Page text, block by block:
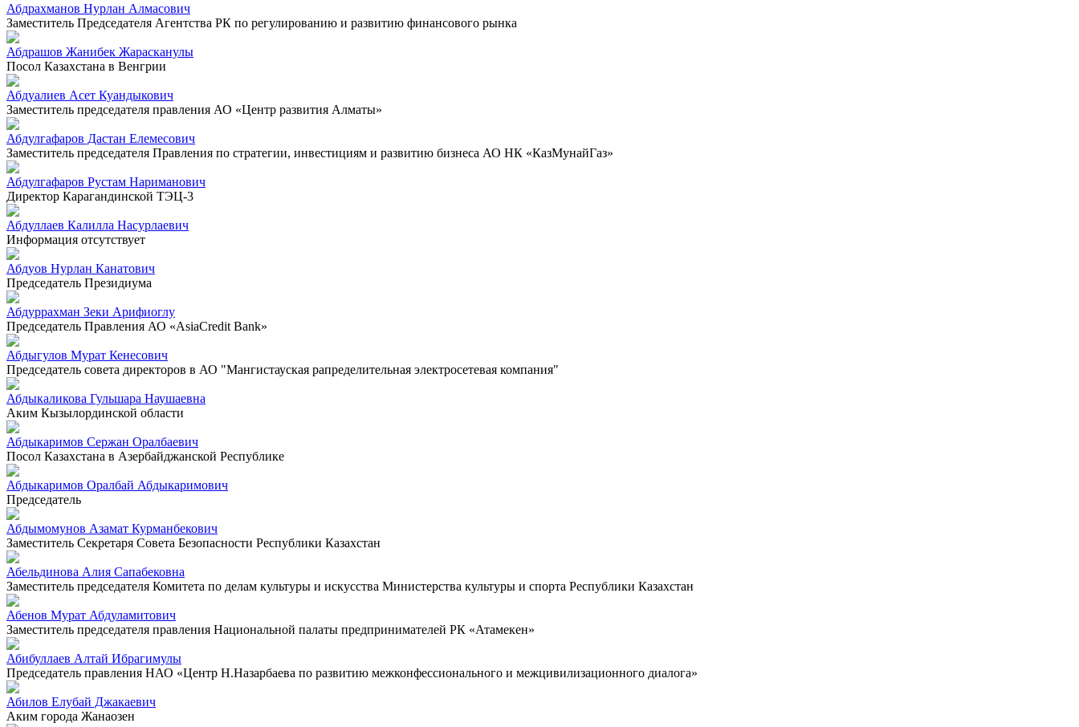
Абдрахманов Нурлан Алмасович
Заместитель Председателя Агентства РК по регулированию и развитию финансового рынка
Абдрашов Жанибек Жарасканулы
Посол Казахстана в Венгрии
Абдуалиев Асет Куандыкович
Заместитель председателя правления АО «Центр развития Алматы»
Абдулгафаров Дастан Елемесович
Заместитель председателя Правления по стратегии, инвестициям и развитию бизнеса АО НК «КазМунайГаз»
Абдулгафаров Рустам Нариманович
Директор Карагандинской ТЭЦ-3
Абдуллаев Калилла Насурлаевич
Информация отсутствует
Абдуов Нурлан Канатович
Председатель Президиума
Абдуррахман Зеки Арифиоглу
Председатель Правления АО «AsiaCredit Bank»
Абдыгулов Мурат Кенесович
Председатель совета директоров в АО "Мангистауская рапределительная электросетевая компания"
Абдыкаликова Гульшара Наушаевна
Аким Кызылординской области
Абдыкаримов Сержан Оралбаевич
Посол Казахстана в Азербайджанской Республике
Абдыкаримов Оралбай Абдыкаримович
Председатель
Абдымомунов Азамат Курманбекович
Заместитель Секретаря Совета Безопасности Республики Казахстан
Абельдинова Алия Сапабековна
Заместитель председателя Комитета по делам культуры и искусства Министерства культуры и спорта Республики Казахстан
Абенов Мурат Абдуламитович
Заместитель председателя правления Национальной палаты предпринимателей РК «Атамекен»
Абибуллаев Алтай Ибрагимулы
Председатель правления НАО «Центр Н.Назарбаева по развитию межконфессионального и межцивилизационного диалога»
Абилов Елубай Джакаевич
Аким города Жанаозен